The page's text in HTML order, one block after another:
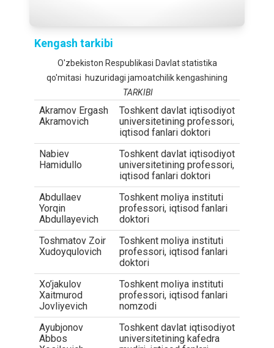
Kengash tarkibi
O'zbekiston Respublikasi Davlat statistika
qo'mitasi huzuridagi jamoatchilik kengashining
TARKIBI
Akramov Ergash
Akramovich
Toshkent davlat iqtisodiyot
universitetining professori,
iqtisod fanlari doktori
Nabiev
Hamidullo
Toshkent davlat iqtisodiyot
universitetining professori,
iqtisod fanlari doktori
Abdullaev
Yorqin
Abdullayevich
Toshkent moliya instituti
professori, iqtisod fanlari
doktori
Toshmatov Zoir
Xudoyqulovich
Toshkent moliya instituti
professori, iqtisod fanlari
doktori
Xo’jakulov
Xaitmurod
Jovliyevich
Toshkent moliya instituti
professori, iqtisod fanlari
nomzodi
Ayubjonov
Abbos
Toshkent davlat iqtisodiyot
universitetining kafedra